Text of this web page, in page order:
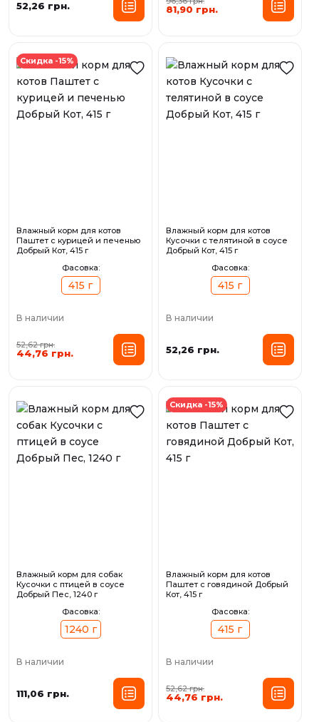
52,26 грн. 81,90 грн.
Скидка -15%
Влажный корм для котов
Паштет с курицей и печенью
Добрый Кот, 415 г
Фасовка:
415 г
В наличии
52,62 грн.
44,76 грн.
Влажный корм для котов
Кусочки с телятиной в соусе
Добрый Кот, 415 г
Фасовка:
415 г
В наличии
52,26 грн.
Влажный корм для собак
Кусочки с птицей в соусе
Добрый Пес, 1240 г
Фасовка:
1240 г
В наличии
111,06 грн.
Скидка -15%
Влажный корм для котов
Паштет с говядиной Добрый
Кот, 415 г
Фасовка:
415 г
В наличии
52,62 грн.
44,76 грн.